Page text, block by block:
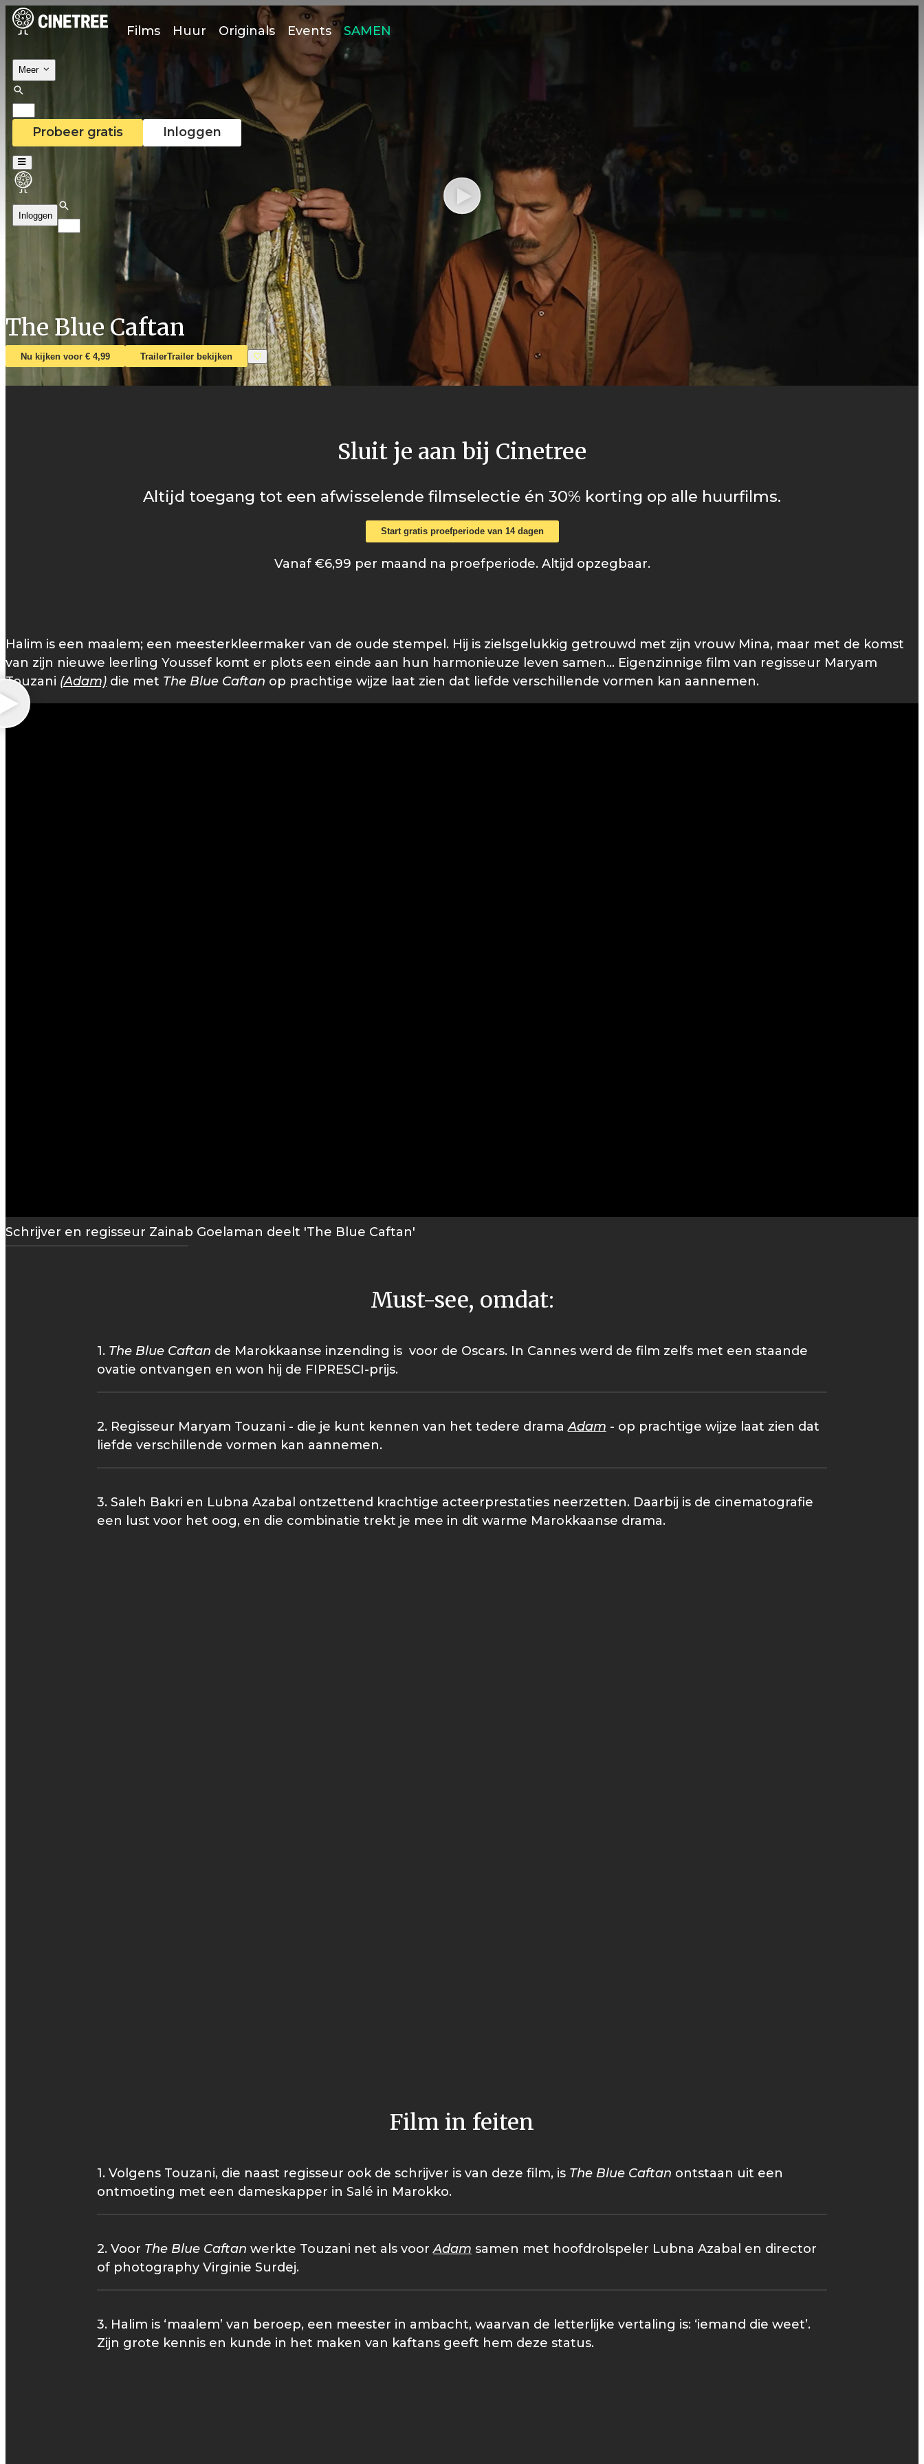
Films Huur Originals Events SAMEN
Meer
Probeer gratis Inloggen
Inloggen
The Blue Caftan
Nu kijken voor € 4,99 TrailerTrailer bekijken
Sluit je aan bij Cinetree
Altijd toegang tot een afwisselende filmselectie én 30% korting op alle huurfilms.
Start gratis proefperiode van 14 dagen
Vanaf €6,99 per maand na proefperiode. Altijd opzegbaar.
Halim is een maalem; een meesterkleermaker van de oude stempel. Hij is zielsgelukkig getrouwd met zijn vrouw Mina, maar met de komst
van zijn nieuwe leerling Youssef komt er plots een einde aan hun harmonieuze leven samen... Eigenzinnige film van regisseur Maryam
Touzani (Adam) die met The Blue Caftan op prachtige wijze laat zien dat liefde verschillende vormen kan aannemen.
Schrijver en regisseur Zainab Goelaman deelt 'The Blue Caftan'
Must-see, omdat:
1. The Blue Caftan de Marokkaanse inzending is voor de Oscars. In Cannes werd de film zelfs met een staande
ovatie ontvangen en won hij de FIPRESCI-prijs.
2. Regisseur Maryam Touzani - die je kunt kennen van het tedere dramaAdam - op prachtige wijze laat zien dat
liefde verschillende vormen kan aannemen.
3. Saleh Bakri en Lubna Azabal ontzettend krachtige acteerprestaties neerzetten. Daarbij is de cinematografie
een lust voor het oog, en die combinatie trekt je mee in dit warme Marokkaanse drama.
Film in feiten
1. Volgens Touzani, die naast regisseur ook de schrijver is van deze film, is The Blue Caftan ontstaan uit een
ontmoeting met een dameskapper in Salé in Marokko.
2. Voor The Blue Caftan werkte Touzani net als voorAdam samen met hoofdrolspeler Lubna Azabal en director
of photography Virginie Surdej.
3. Halim is ‘maalem’ van beroep, een meester in ambacht, waarvan de letterlijke vertaling is: ‘iemand die weet’.
Zijn grote kennis en kunde in het maken van kaftans geeft hem deze status.